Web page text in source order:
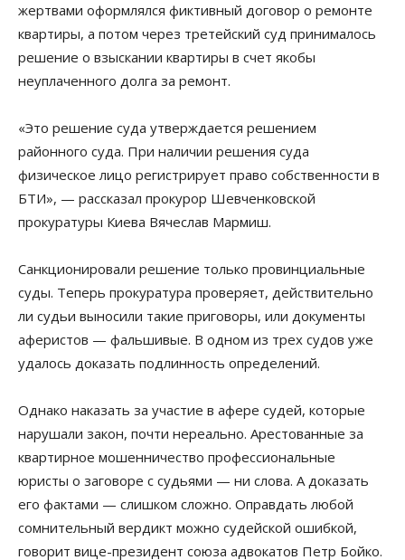
жертвами оформлялся фиктивный договор о ремонте
квартиры, а потом через третейский суд принималось
решение о взыскании квартиры в счет якобы
неуплаченного долга за ремонт.
«Это решение суда утверждается решением
районного суда. При наличии решения суда
физическое лицо регистрирует право собственности в
БТИ», — рассказал прокурор Шевченковской
прокуратуры Киева Вячеслав Мармиш.
Санкционировали решение только провинциальные
суды. Теперь прокуратура проверяет, действительно
ли судьи выносили такие приговоры, или документы
аферистов — фальшивые. В одном из трех судов уже
удалось доказать подлинность определений.
Однако наказать за участие в афере судей, которые
нарушали закон, почти нереально. Арестованные за
квартирное мошенничество профессиональные
юристы о заговоре с судьями — ни слова. А доказать
его фактами — слишком сложно. Оправдать любой
сомнительный вердикт можно судейской ошибкой,
говорит вице-президент союза адвокатов Петр Бойко.